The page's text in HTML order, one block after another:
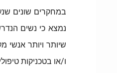
במחקרים שונים
נמצא כי נשים
ו/או בטכניקות